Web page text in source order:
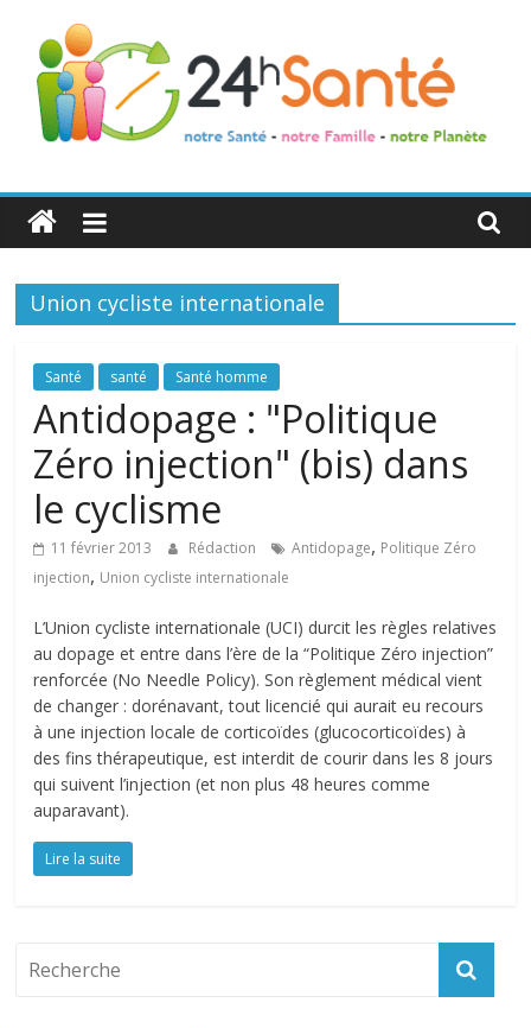
24h
Santé
La
de
toute
famille
Union cycliste internationale
Santé santé Santé homme
Antidopage : "Politique
Zéro injection" (bis) dans
le cyclisme
11 février 2013 Rédaction Antidopage, Politique Zéro
injection, Union cycliste internationale
L’Union cycliste internationale (UCI) durcit les règles relatives
au dopage et entre dans l’ère de la “Politique Zéro injection”
renforcée (No Needle Policy). Son règlement médical vient
de changer : dorénavant, tout licencié qui aurait eu recours
à une injection locale de corticoïdes (glucocorticoïdes) à
des fins thérapeutique, est interdit de courir dans les 8 jours
qui suivent l’injection (et non plus 48 heures comme
auparavant).
Lire la suite